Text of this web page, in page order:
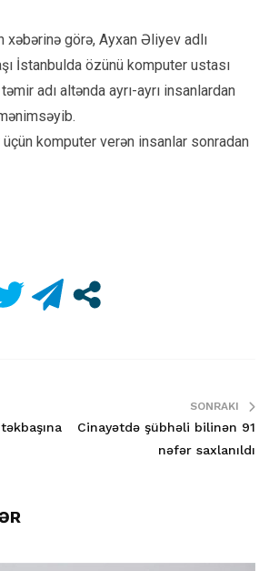
xəbərinə görə, Ayxan Əliyev adlı
İstanbulda özünü komputer ustası
adı altənda ayrı-ayrı insanlardan
komputer verən insanlar sonradan
SONRAKI
Cinayətdə şübhəli bilinən 91
nəfər saxlanıldı